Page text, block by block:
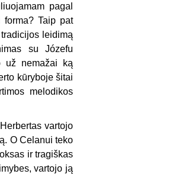
pagal
forma? Taip pat
leidimą
su Józefu
už nemažai ką
kūryboje šitai
melodikos
vartojo
O Celanui teko
ir tragiškas
vartojo ją